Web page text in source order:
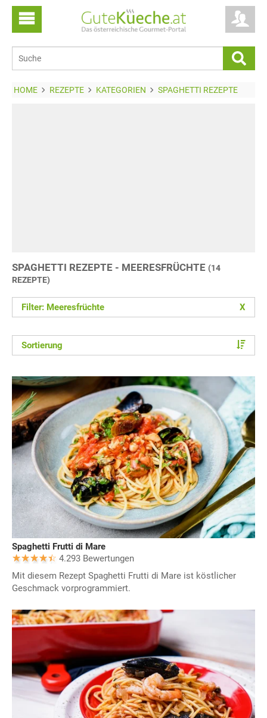
HOME REZEPTE KATEGORIEN SPAGHETTI REZEPTE
SPAGHETTI REZEPTE - MEERESFRÜCHTE (14
REZEPTE)
Filter: Meeresfrüchte X
Sortierung
Spaghetti Frutti di Mare
4.293 Bewertungen
Mit diesem Rezept Spaghetti Frutti di Mare ist köstlicher
Geschmack vorprogrammiert.